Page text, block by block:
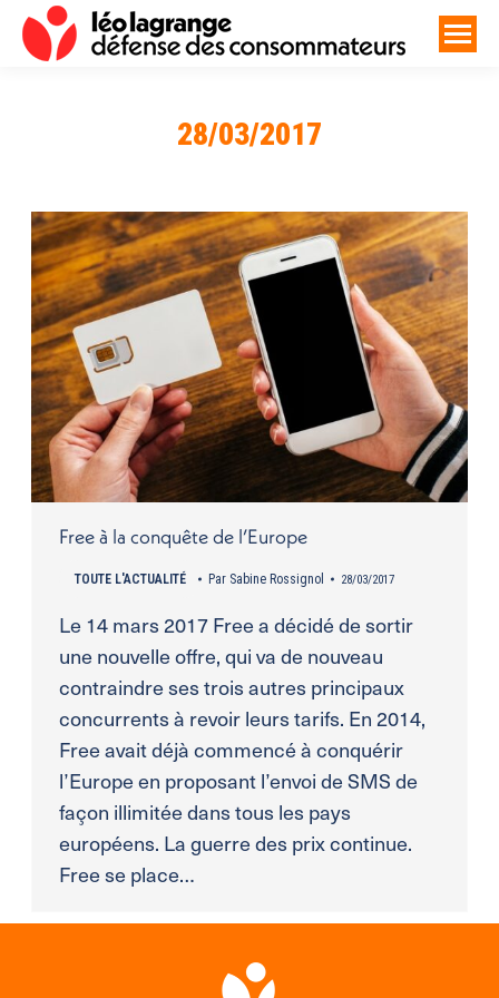
28/03/2017
Free à la conquête de l’Europe
TOUTE L'ACTUALITÉ Par Sabine Rossignol 28/03/2017
Le 14 mars 2017 Free a décidé de sortir
une nouvelle offre, qui va de nouveau
contraindre ses trois autres principaux
concurrents à revoir leurs tarifs. En 2014,
Free avait déjà commencé à conquérir
l’Europe en proposant l’envoi de SMS de
façon illimitée dans tous les pays
européens. La guerre des prix continue.
Free se place…